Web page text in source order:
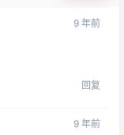
9 年前
回复
9 年前